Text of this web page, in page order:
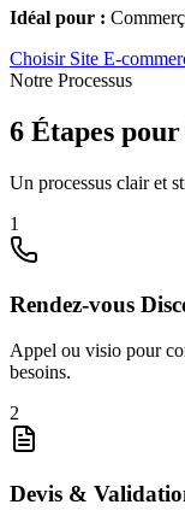
Idéal pour :
Choisir Site E-
Notre Processus
6 Étapes
Un processus clair et
1
Rendez-vous
Appel ou visio pour
besoins.
2
Devis &